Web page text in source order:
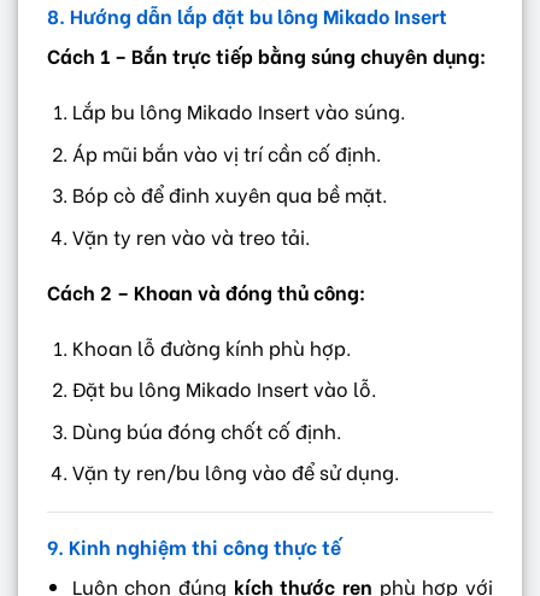
8. Hướng dẫn lắp đặt bu lông Mikado Insert
Cách 1 – Bắn trực tiếp bằng súng chuyên dụng:
Lắp bu lông Mikado Insert vào súng.
Áp mũi bắn vào vị trí cần cố định.
Bóp cò để đinh xuyên qua bề mặt.
Vặn ty ren vào và treo tải.
Cách 2 – Khoan và đóng thủ công:
Khoan lỗ đường kính phù hợp.
Đặt bu lông Mikado Insert vào lỗ.
Dùng búa đóng chốt cố định.
Vặn ty ren/bu lông vào để sử dụng.
9. Kinh nghiệm thi công thực tế
Luôn chọn đúng kích thước ren phù hợp với